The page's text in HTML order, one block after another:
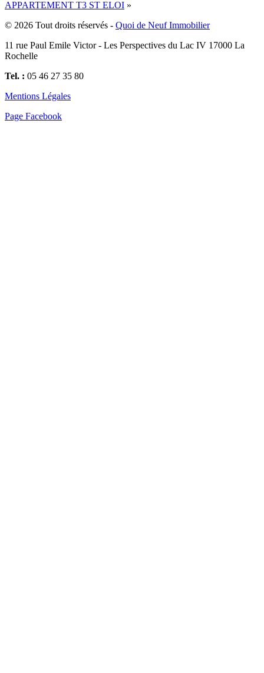
APPARTEMENT T3 ST ELOI »
© 2026 Tout droits réservés - Quoi de Neuf Immobilier
11 rue Paul Emile Victor - Les Perspectives du Lac IV 17000 La
Rochelle
Tel. : 05 46 27 35 80
Mentions Légales
Page Facebook